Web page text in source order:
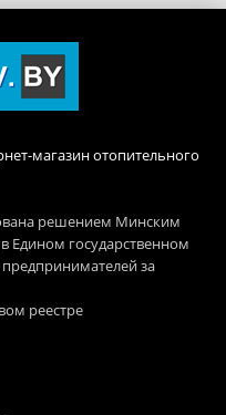
магазин отопительного
решением Минским
Едином государственном
за
реестре